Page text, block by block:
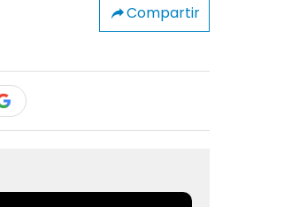
Compartir